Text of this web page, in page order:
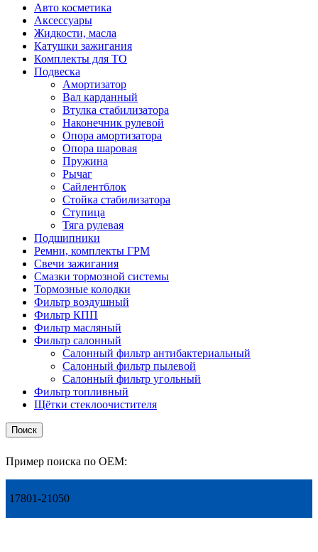
Авто косметика
Аксессуары
Жидкости, масла
Катушки зажигания
Комплекты для ТО
Подвеска
Амортизатор
Вал карданный
Втулка стабилизатора
Наконечник рулевой
Опора амортизатора
Опора шаровая
Пружина
Рычаг
Сайлентблок
Стойка стабилизатора
Ступица
Тяга рулевая
Подшипники
Ремни, комплекты ГРМ
Свечи зажигания
Смазки тормозной системы
Тормозные колодки
Фильтр воздушный
Фильтр КПП
Фильтр масляный
Фильтр салонный
Салонный фильтр антибактериальный
Салонный фильтр пылевой
Салонный фильтр угольный
Фильтр топливный
Щётки стеклоочистителя
Поиск
Пример поиска по OEM:
17801-21050